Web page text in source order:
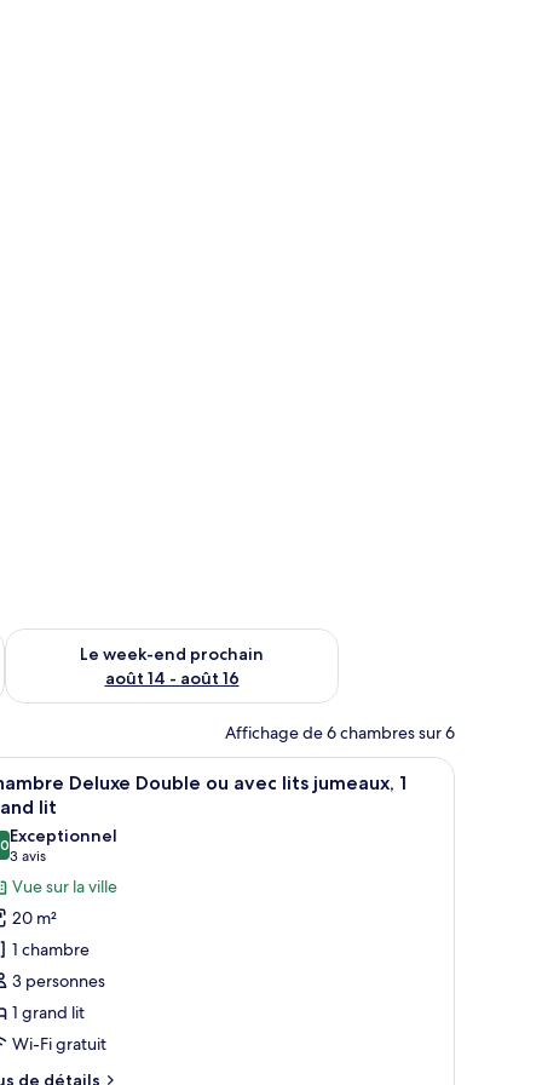
août 7 - août 9
Le week-end prochain
août 14 - août 16
Vérifier la disponibilité pour le week-end prochain août 14 -
Affichage de 6 chambres sur 6
bureau, d’une chaise, d’une fenêtre et d’un téléviseur fixé au mur.
:
Chambre Deluxe Double ou avec lits
19
Deluxe Double ou avec lits jumeaux, 1
lit
sur 10
Exceptionnel
3 avis
(3 avis)
Vue sur la ville
20 m²
1 chambre
3 personnes
1 grand lit
Wi-Fi gratuit
de détails